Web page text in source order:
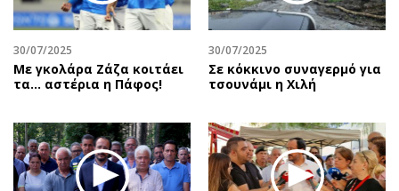
30/07/2025
Με γκολάρα Ζάζα κοιτάει
τα... αστέρια η Πάφος!
30/07/2025
Σε κόκκινο συναγερμό για
τσουνάμι η Χιλή